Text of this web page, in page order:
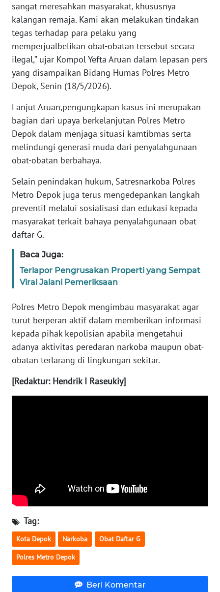
sangat meresahkan masyarakat, khususnya
kalangan remaja. Kami akan melakukan tindakan
tegas terhadap para pelaku yang
memperjualbelikan obat-obatan tersebut secara
ilegal,” ujar Kompol Yefta Aruan dalam lepasan pers
yang disampaikan Bidang Humas Polres Metro
Depok, Senin (18/5/2026).
Lanjut Aruan,pengungkapan kasus ini merupakan
bagian dari upaya berkelanjutan Polres Metro
Depok dalam menjaga situasi kamtibmas serta
melindungi generasi muda dari penyalahgunaan
obat-obatan berbahaya.
Selain penindakan hukum, Satresnarkoba Polres
Metro Depok juga terus mengedepankan langkah
preventif melalui sosialisasi dan edukasi kepada
masyarakat terkait bahaya penyalahgunaan obat
daftar G.
Baca Juga:
Terlapor Pengrusakan Properti yang Sempat
Viral Jalani Pemeriksaan
Polres Metro Depok mengimbau masyarakat agar
turut berperan aktif dalam memberikan informasi
kepada pihak kepolisian apabila mengetahui
adanya aktivitas peredaran narkoba maupun obat-
obatan terlarang di lingkungan sekitar.
[Redaktur: Hendrik I Raseukiy]
Tag:
Kota Depok Narkoba Obat Daftar G
Polres Metro Depok
Beri Komentar
WN
SULTRA
NTB
WN
SULTENG
WN
SULBAR
WN
BABEL
WN
SUMBAR
WN
SUMSEL
WN
BENGKULU
LAMPUNG
WN
JATENG
NUSANTARA
KALBAR
WN
KALTENG